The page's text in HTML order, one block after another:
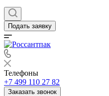
Подать заявку
Телефоны
+7 499 110 27 82
Заказать звонок